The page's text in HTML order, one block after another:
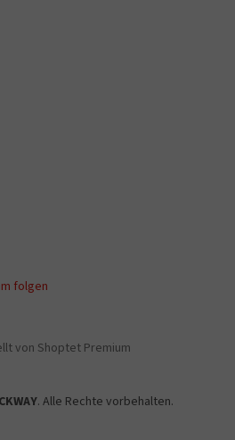
folgen
von Shoptet Premium
. Alle Rechte vorbehalten.